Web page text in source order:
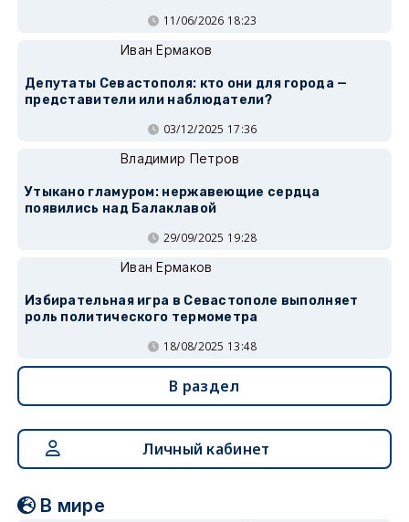
11/06/2026 18:23
Иван Ермаков
Депутаты Севастополя: кто они для города —
представители или наблюдатели?
03/12/2025 17:36
Владимир Петров
Утыкано гламуром: нержавеющие сердца
появились над Балаклавой
29/09/2025 19:28
Иван Ермаков
Избирательная игра в Севастополе выполняет
роль политического термометра
18/08/2025 13:48
В раздел
Личный кабинет
В мире